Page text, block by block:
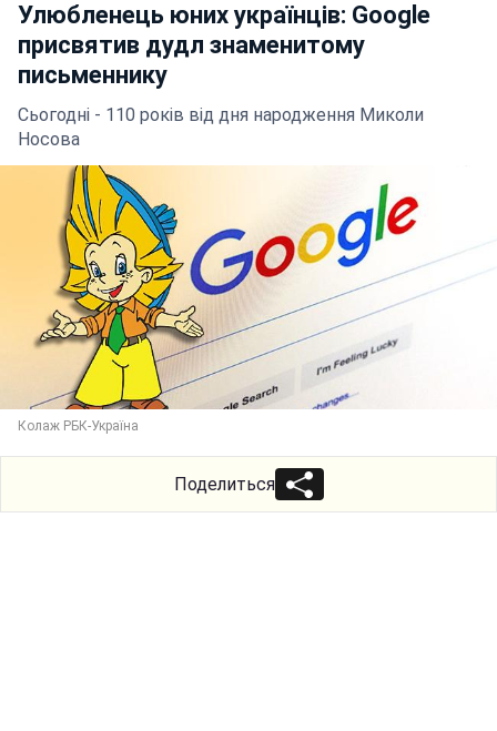
Улюбленець юних українців: Google
присвятив дудл знаменитому
письменнику
Сьогодні - 110 років від дня народження Миколи
Носова
Колаж РБК-Україна
Поделиться